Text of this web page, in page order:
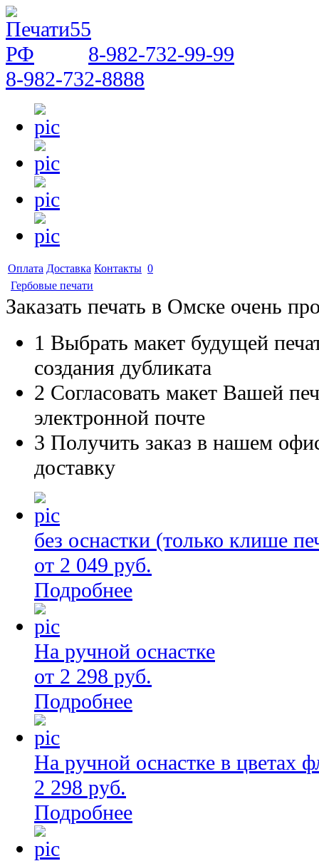
8-982-732-99-99
8-982-732-8888
Оплата Доставка Контакты 0
Гербовые печати
Заказать печать в Омске очень
1 Выбрать макет будущей
создания дубликата
2 Согласовать макет Вашей
электронной почте
3 Получить заказ в нашем
доставку
без оснастки (только клише
от 2 049 руб.
Подробнее
На ручной оснастке
от 2 298 руб.
Подробнее
На ручной оснастке в цветах
2 298 руб.
Подробнее